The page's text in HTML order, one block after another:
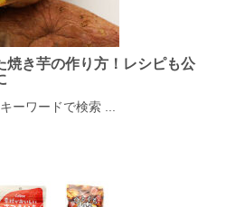
焼き芋の作り方！レシピも公
ーワードで検索 ...